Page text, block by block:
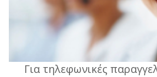
Για τηλεφωνικές